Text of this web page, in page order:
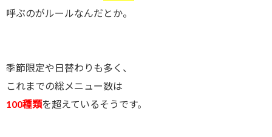
呼ぶのがルールなんだとか。
季節限定や日替わりも多く、
これまでの総メニュー数は
100種類を超えているそうです。